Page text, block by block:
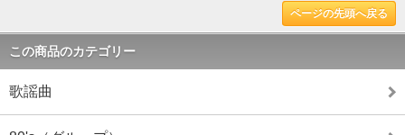
ページの先頭へ戻る
この商品のカテゴリー
歌謡曲